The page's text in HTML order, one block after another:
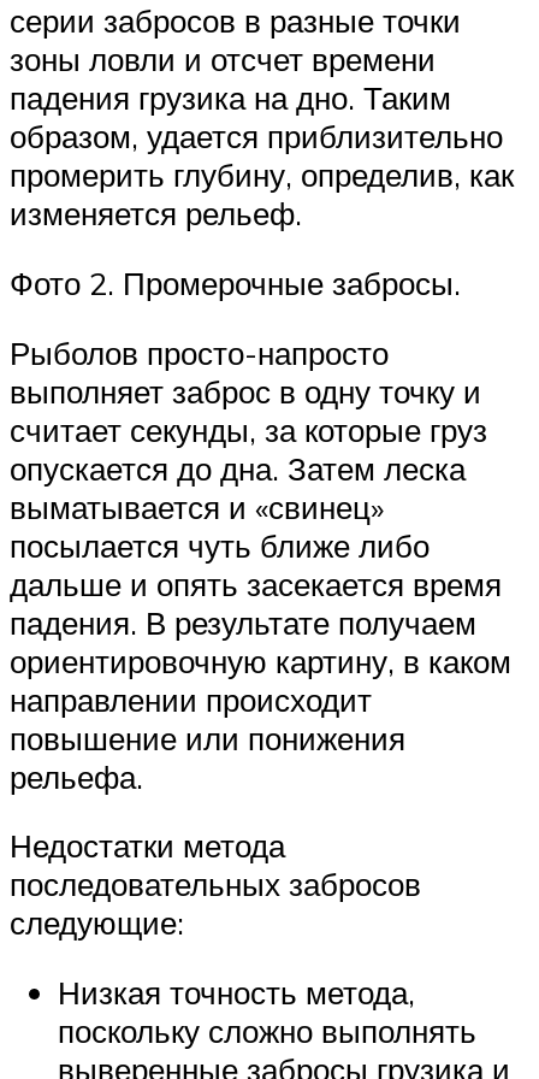
серии забросов в разные точки
зоны ловли и отсчет времени
падения грузика на дно. Таким
образом, удается приблизительно
промерить глубину, определив, как
изменяется рельеф.
Фото 2. Промерочные забросы.
Рыболов просто-напросто
выполняет заброс в одну точку и
считает секунды, за которые груз
опускается до дна. Затем леска
выматывается и «свинец»
посылается чуть ближе либо
дальше и опять засекается время
падения. В результате получаем
ориентировочную картину, в каком
направлении происходит
повышение или понижения
рельефа.
Недостатки метода
последовательных забросов
следующие:
Низкая точность метода,
поскольку сложно выполнять
выверенные забросы грузика и